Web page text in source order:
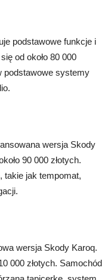
podstawowe funkcje i
od około 80 000
podstawowe systemy
wersja Skody
90 000 złotych.
takie jak tempomat,
wersja Skody Karoq.
000 złotych. Samochód